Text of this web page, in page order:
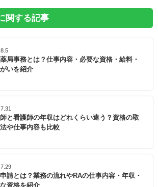
関する記事
局事務とは？仕事内容・必要な資格・給料・
いを紹介
と看護師の年収はどれくらい違う？資格の取
や仕事内容も比較
請とは？業務の流れやRAの仕事内容・年収・
資格を紹介